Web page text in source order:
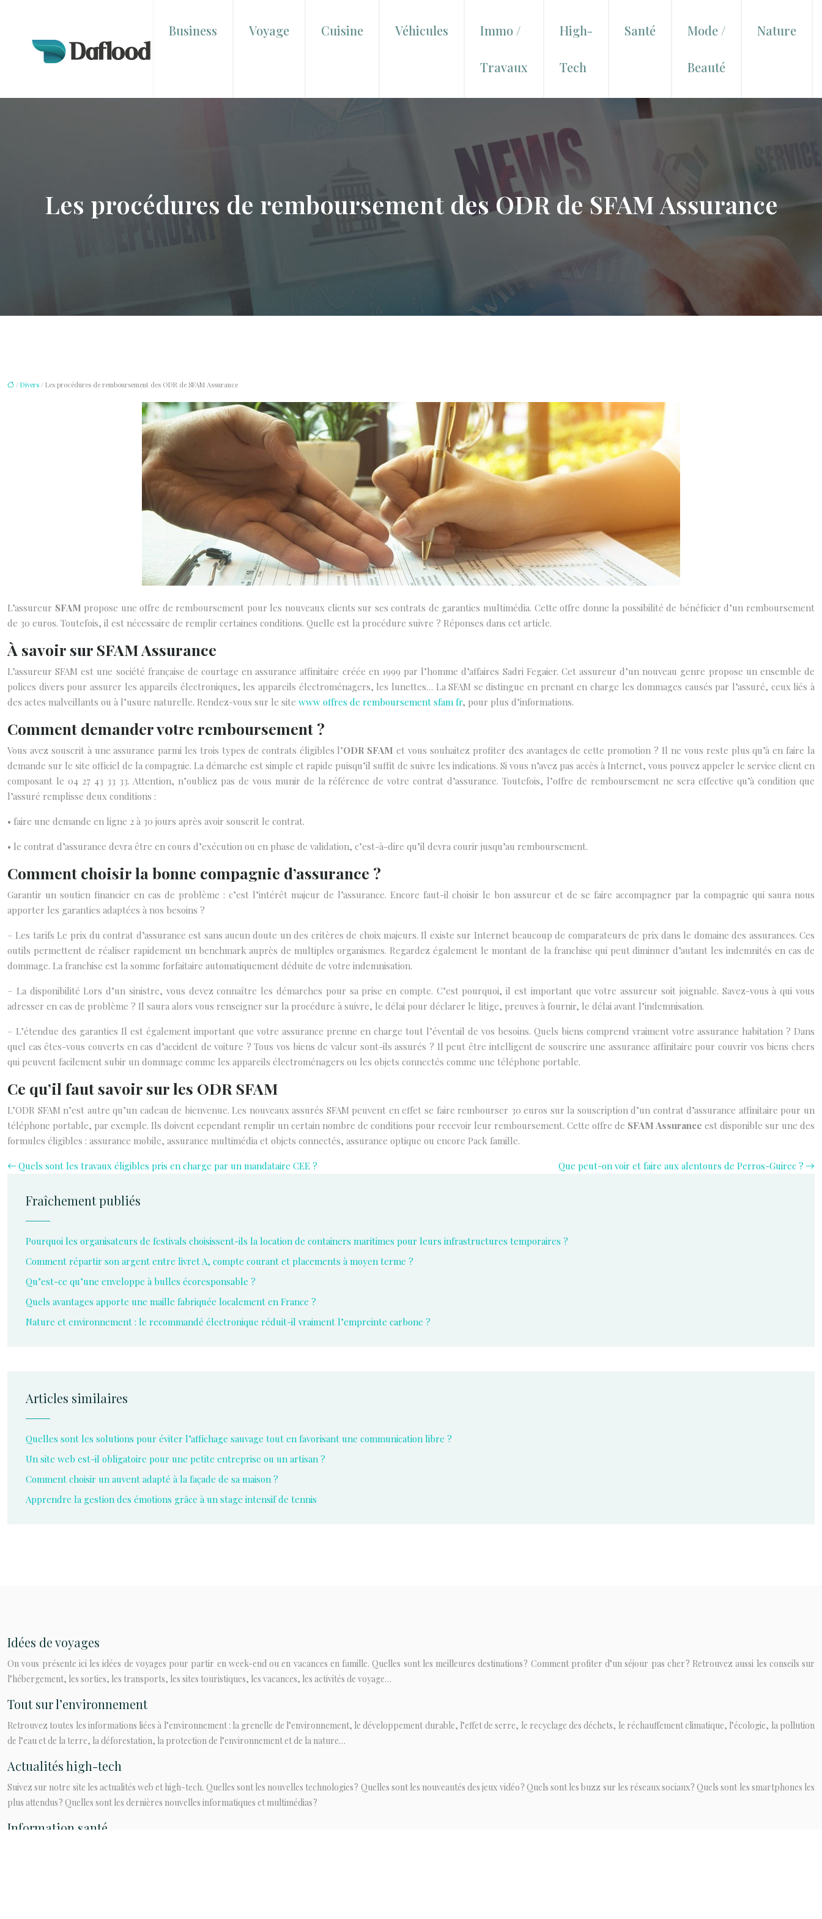
Business Voyage Cuisine Véhicules Immo /
Travaux
High-
Tech
Santé Mode /
Beauté
Nature
Les procédures de remboursement des ODR de SFAM Assurance
/ Divers / Les procédures de remboursement des ODR de SFAM Assurance
L’assureur SFAM propose une offre de remboursement pour les nouveaux clients sur ses contrats de garanties multimédia. Cette offre donne la possibilité de bénéficier d’un remboursement
de 30 euros. Toutefois, il est nécessaire de remplir certaines conditions. Quelle est la procédure suivre ? Réponses dans cet article.
À savoir sur SFAM Assurance
L’assureur SFAM est une société française de courtage en assurance affinitaire créée en 1999 par l’homme d’affaires Sadri Fegaier. Cet assureur d’un nouveau genre propose un ensemble de
polices divers pour assurer les appareils électroniques, les appareils électroménagers, les lunettes… La SFAM se distingue en prenant en charge les dommages causés par l’assuré, ceux liés à
des actes malveillants ou à l’usure naturelle. Rendez-vous sur le site www offres de remboursement sfam fr, pour plus d’informations.
Comment demander votre remboursement ?
Vous avez souscrit à une assurance parmi les trois types de contrats éligibles l’ODR SFAM et vous souhaitez profiter des avantages de cette promotion ? Il ne vous reste plus qu’à en faire la
demande sur le site officiel de la compagnie. La démarche est simple et rapide puisqu’il suffit de suivre les indications. Si vous n’avez pas accès à Internet, vous pouvez appeler le service client en
composant le 04 27 43 33 33. Attention, n’oubliez pas de vous munir de la référence de votre contrat d’assurance. Toutefois, l’offre de remboursement ne sera effective qu’à condition que
l’assuré remplisse deux conditions :
• faire une demande en ligne 2 à 30 jours après avoir souscrit le contrat.
• le contrat d’assurance devra être en cours d’exécution ou en phase de validation, c’est-à-dire qu’il devra courir jusqu’au remboursement.
Comment choisir la bonne compagnie d’assurance ?
Garantir un soutien financier en cas de problème : c’est l’intérêt majeur de l’assurance. Encore faut-il choisir le bon assureur et de se faire accompagner par la compagnie qui saura nous
apporter les garanties adaptées à nos besoins ?
– Les tarifs Le prix du contrat d’assurance est sans aucun doute un des critères de choix majeurs. Il existe sur Internet beaucoup de comparateurs de prix dans le domaine des assurances. Ces
outils permettent de réaliser rapidement un benchmark auprès de multiples organismes. Regardez également le montant de la franchise qui peut diminuer d’autant les indemnités en cas de
dommage. La franchise est la somme forfaitaire automatiquement déduite de votre indemnisation.
– La disponibilité Lors d’un sinistre, vous devez connaître les démarches pour sa prise en compte. C’est pourquoi, il est important que votre assureur soit joignable. Savez-vous à qui vous
adresser en cas de problème ? Il saura alors vous renseigner sur la procédure à suivre, le délai pour déclarer le litige, preuves à fournir, le délai avant l’indemnisation.
– L’étendue des garanties Il est également important que votre assurance prenne en charge tout l’éventail de vos besoins. Quels biens comprend vraiment votre assurance habitation ? Dans
quel cas êtes-vous couverts en cas d’accident de voiture ? Tous vos biens de valeur sont-ils assurés ? Il peut être intelligent de souscrire une assurance affinitaire pour couvrir vos biens chers
qui peuvent facilement subir un dommage comme les appareils électroménagers ou les objets connectés comme une téléphone portable.
Ce qu’il faut savoir sur les ODR SFAM
L’ODR SFAM n’est autre qu’un cadeau de bienvenue. Les nouveaux assurés SFAM peuvent en effet se faire rembourser 30 euros sur la souscription d’un contrat d’assurance affinitaire pour un
téléphone portable, par exemple. Ils doivent cependant remplir un certain nombre de conditions pour recevoir leur remboursement. Cette offre de SFAM Assurance est disponible sur une des
formules éligibles : assurance mobile, assurance multimédia et objets connectés, assurance optique ou encore Pack famille.
Quels sont les travaux éligibles pris en charge par un mandataire CEE ? Que peut-on voir et faire aux alentours de Perros-Guirec ?
Fraîchement publiés
Pourquoi les organisateurs de festivals choisissent-ils la location de containers maritimes pour leurs infrastructures temporaires ?
Comment répartir son argent entre livret A, compte courant et placements à moyen terme ?
Qu’est-ce qu’une enveloppe à bulles écoresponsable ?
Quels avantages apporte une maille fabriquée localement en France ?
Nature et environnement : le recommandé électronique réduit-il vraiment l’empreinte carbone ?
Articles similaires
Quelles sont les solutions pour éviter l’affichage sauvage tout en favorisant une communication libre ?
Un site web est-il obligatoire pour une petite entreprise ou un artisan ?
Comment choisir un auvent adapté à la façade de sa maison ?
Apprendre la gestion des émotions grâce à un stage intensif de tennis
Idées de voyages
On vous présente ici les idées de voyages pour partir en week-end ou en vacances en famille. Quelles sont les meilleures destinations ? Comment profiter d’un séjour pas cher ? Retrouvez aussi les conseils sur
l’hébergement, les sorties, les transports, les sites touristiques, les vacances, les activités de voyage…
Tout sur l’environnement
Retrouvez toutes les informations liées à l’environnement : la grenelle de l’environnement, le développement durable, l’effet de serre, le recyclage des déchets, le réchauffement climatique, l’écologie, la pollution
de l’eau et de la terre, la déforestation, la protection de l’environnement et de la nature…
Actualités high-tech
Suivez sur notre site les actualités web et high-tech. Quelles sont les nouvelles technologies ? Quelles sont les nouveautés des jeux vidéo ? Quels sont les buzz sur les réseaux sociaux ? Quels sont les smartphones les
plus attendus ? Quelles sont les dernières nouvelles informatiques et multimédias ?
Information santé